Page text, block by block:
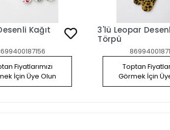
Kağıt
Fiyatlarımızı
İçin Üye Olun
3'lü Leopar Desenli
Törpü
Toptan
Görmek İçin